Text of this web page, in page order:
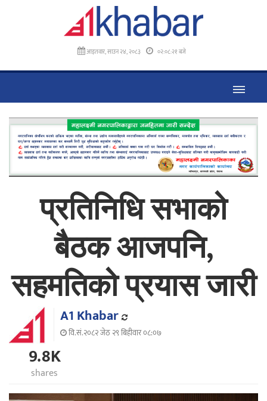
आइतवार, साउन २४, २०८३ ०२:०८:२३ बजे
प्रतिनिधि सभाको
बैठक आजपनि,
सहमतिको प्रयास जारी
A1 Khabar
वि.सं.२०८२ जेठ २९ बिहीवार ०८:०७
9.8K
shares